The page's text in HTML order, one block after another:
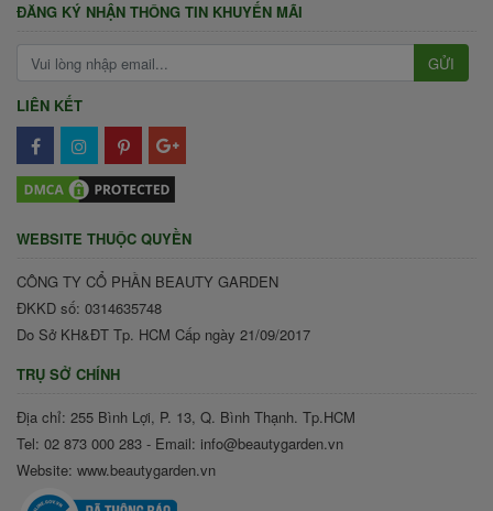
ĐĂNG KÝ NHẬN THÔNG TIN KHUYẾN MÃI
GỬI
LIÊN KẾT
WEBSITE THUỘC QUYỀN
CÔNG TY CỔ PHẦN BEAUTY GARDEN
ĐKKD số: 0314635748
Do Sở KH&ĐT Tp. HCM Cấp ngày 21/09/2017
TRỤ SỞ CHÍNH
Địa chỉ: 255 Bình Lợi, P. 13, Q. Bình Thạnh. Tp.HCM
Tel: 02 873 000 283 - Email: info@beautygarden.vn
Website: www.beautygarden.vn